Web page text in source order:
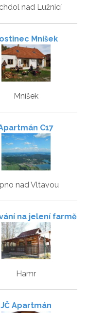
nad Lužnicí
Mníšek
Mníšek
C17
nad Vltavou
na jelení farmě
Hamr
JČ Apartmán